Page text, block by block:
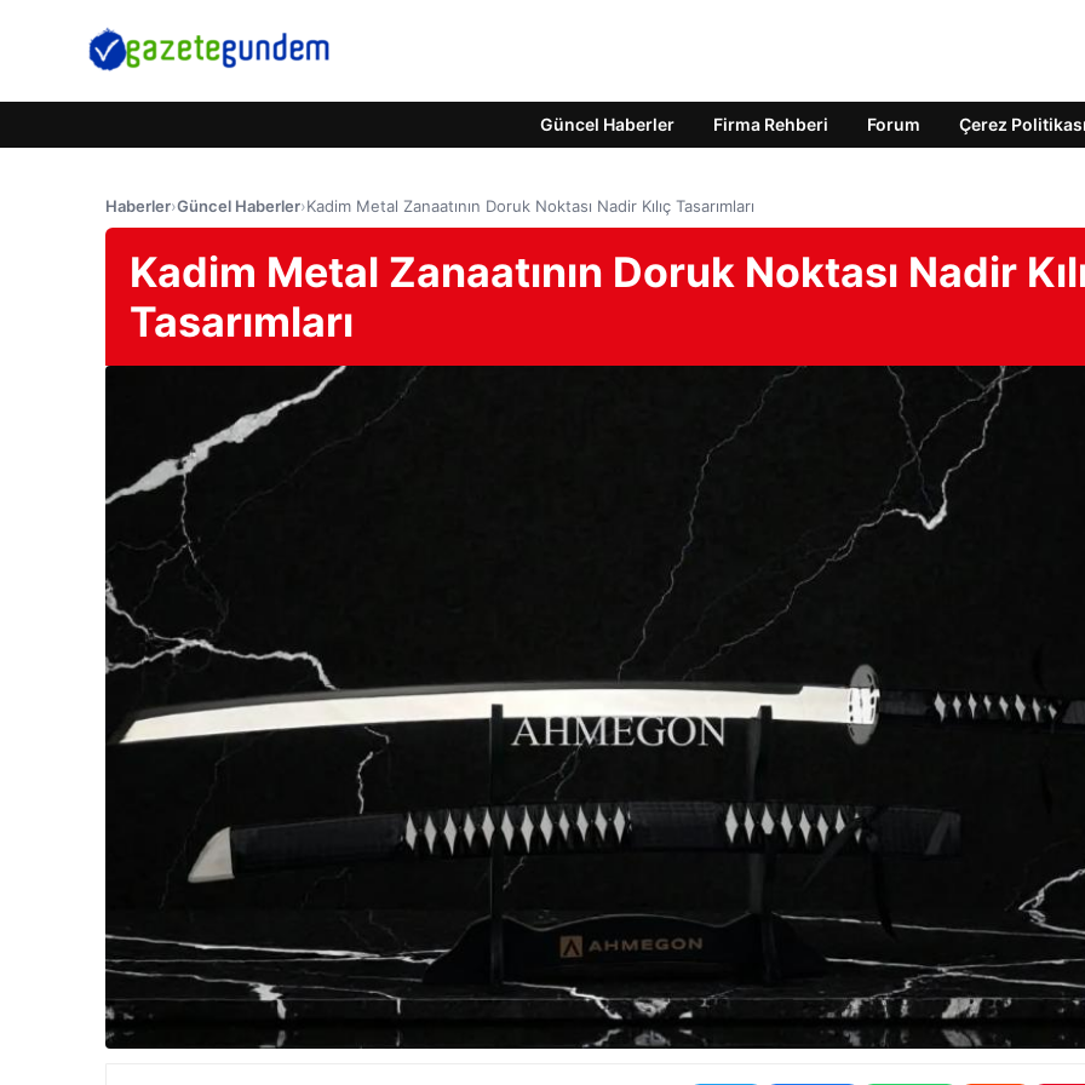
Güncel Haberler Firma Rehberi Forum Çerez Politikası
Haberler›Güncel Haberler›Kadim Metal Zanaatının Doruk Noktası Nadir Kılıç Tasarımları
Kadim Metal Zanaatının Doruk Noktası Nadir
Tasarımları